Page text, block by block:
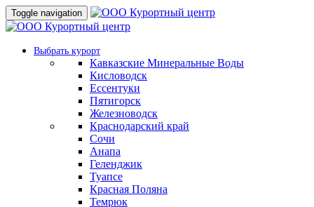
Toggle navigation
Выбрать курорт
Кавказские Минеральные Воды
Кисловодск
Ессентуки
Пятигорск
Железноводск
Краснодарский край
Сочи
Анапа
Геленджик
Туапсе
Красная Поляна
Темрюк